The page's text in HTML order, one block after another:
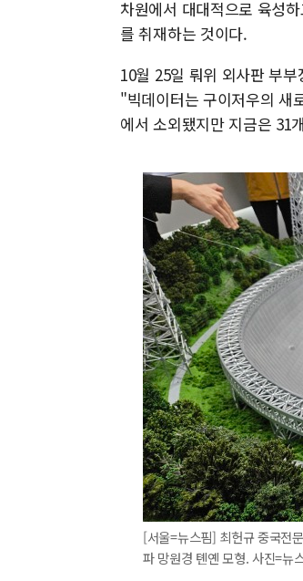
차원에서 대대적으로 육성
를 취재하는 것이다.
10월 25일 뤄위 외사판 부
"빅데이터는 구이저우의 새
에서 소외됐지만 지금은 31
[서울=뉴스핌] 최헌규 중국전
파 망원경 톈옌 모형. 사진=